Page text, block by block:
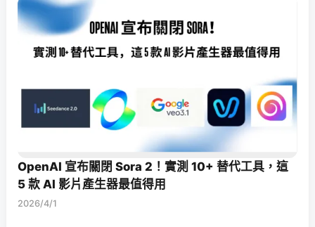
OpenAI 宣布關閉 Sora 2！實測 10+ 替代工具，這
5 款 AI 影片產生器最值得用
2026/4/1